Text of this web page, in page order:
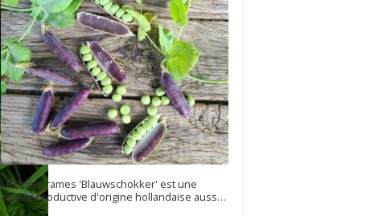
Le Pois à rames 'Blauwschokker' est une
variété productive d'origine hollandaise aussi
appelée "Pois capucine" ou "Pois gris". Elle